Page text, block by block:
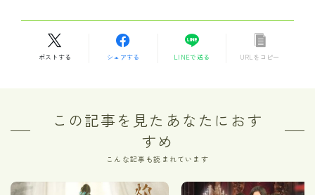
ポストする シェアする LINEで送る URLをコピー
この記事を見たあなたにおす
すめ
こんな記事も読まれています